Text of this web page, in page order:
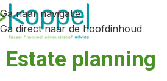
Ga naar navigatie
Ga direct naar de hoofdinhoud
Estate planning